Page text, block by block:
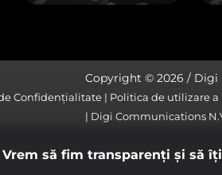
Copyright © 2026 / Digi
Confidențialitate Politica de utilizare
Digi Communications
să fim transparenţi și să